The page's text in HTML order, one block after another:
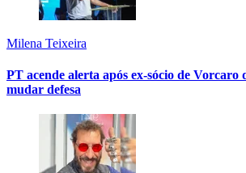
Milena Teixeira
PT acende alerta após ex-sócio de Vorcaro
mudar defesa